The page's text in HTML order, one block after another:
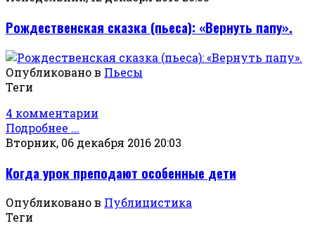
Рождественская сказка (пьеса): «Вернуть папу».
Опубликовано в Пьесы
Теги
4 комментарии
Подробнее ...
Вторник, 06 декабря 2016 20:03
Когда урок преподают особенные дети
Опубликовано в Публицистика
Теги